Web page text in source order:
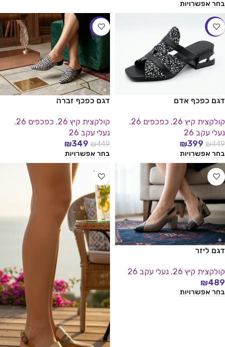
בחר אפשרויות
-11%
דגם כפכף אדם
קולקצית קיץ 26 , כפכפים 26
,
נעלי עקב 26
₪449
₪399
בחר אפשרויות
-22%
דגם כפכף זברה
קולקצית קיץ 26 , כפכפים 26
,
נעלי עקב 26
₪449
₪349
בחר אפשרויות
דגם ליזר
קולקצית קיץ 26 , נעלי עקב 26
₪489
בחר אפשרויות